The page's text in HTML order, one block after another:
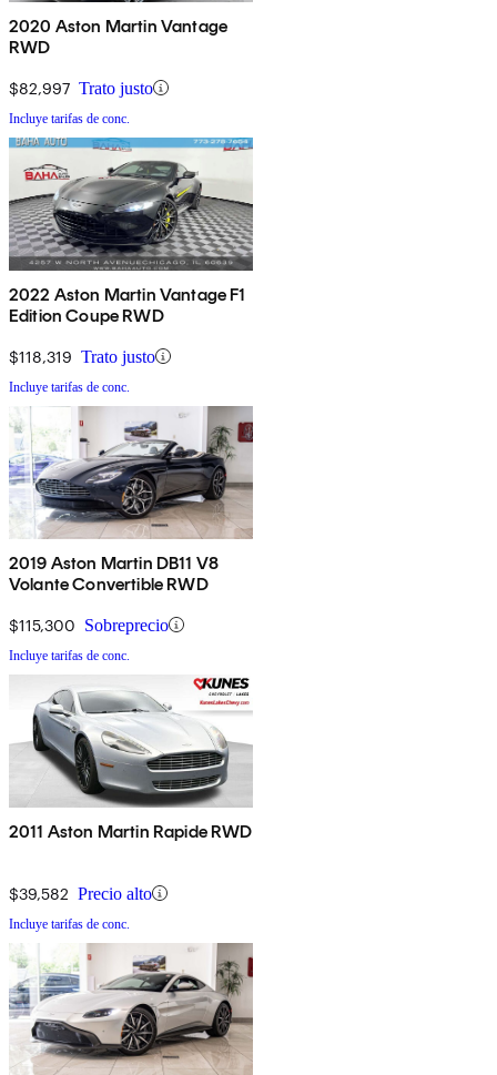
2020 Aston Martin Vantage
RWD
$82,997 Trato justo
Incluye tarifas de conc.
2022 Aston Martin Vantage F1
Edition Coupe RWD
$118,319 Trato justo
Incluye tarifas de conc.
2019 Aston Martin DB11 V8
Volante Convertible RWD
$115,300 Sobreprecio
Incluye tarifas de conc.
2011 Aston Martin Rapide RWD
$39,582 Precio alto
Incluye tarifas de conc.